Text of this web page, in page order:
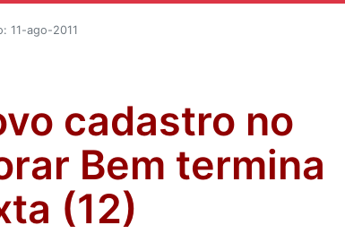
11-ago-2011
cadastro no
Bem termina
(12)